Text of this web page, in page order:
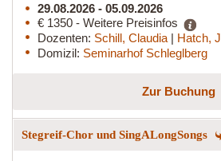
29.08.2026 - 05.09.2026
€ 1350 - Weitere Preisinfos
Dozenten: Schill, Claudia | Hatch, J
Domizil: Seminarhof Schleglberg
Zur Buchung
Stegreif-Chor und SingALongSongs